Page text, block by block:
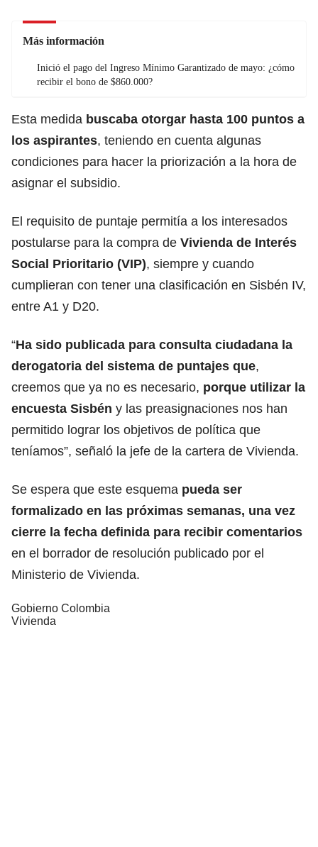
Más información
Inició el pago del Ingreso Mínimo Garantizado de mayo: ¿cómo
recibir el bono de $860.000?
Esta medida buscaba otorgar hasta 100 puntos a
los aspirantes, teniendo en cuenta algunas
condiciones para hacer la priorización a la hora de
asignar el subsidio.
El requisito de puntaje permitía a los interesados
postularse para la compra de Vivienda de Interés
Social Prioritario (VIP), siempre y cuando
cumplieran con tener una clasificación en Sisbén IV,
entre A1 y D20.
“Ha sido publicada para consulta ciudadana la
derogatoria del sistema de puntajes que,
creemos que ya no es necesario, porque utilizar la
encuesta Sisbén y las preasignaciones nos han
permitido lograr los objetivos de política que
teníamos”, señaló la jefe de la cartera de Vivienda.
Se espera que este esquema pueda ser
formalizado en las próximas semanas, una vez
cierre la fecha definida para recibir comentarios
en el borrador de resolución publicado por el
Ministerio de Vivienda.
Gobierno Colombia
Vivienda